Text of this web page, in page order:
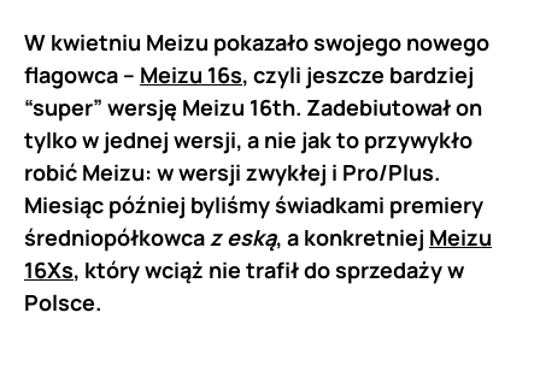
W kwietniu Meizu pokazało swojego nowego
flagowca – Meizu 16s, czyli jeszcze bardziej
“super” wersję Meizu 16th. Zadebiutował on
tylko w jednej wersji, a nie jak to przywykło
robić Meizu: w wersji zwykłej i Pro/Plus.
Miesiąc później byliśmy świadkami premiery
średniopółkowcaz eską, a konkretniej Meizu
16Xs, który wciąż nie trafił do sprzedaży w
Polsce.